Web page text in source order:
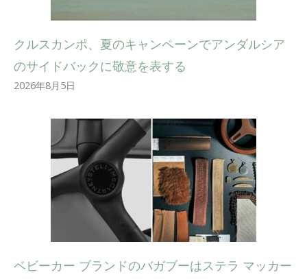
クルスカンポ、夏のキャンペーンでアンダルシア
のサイドバックに敬意を表する
2026年8月5日
ベビーカー ブランドのバガブーはステラ マッカー